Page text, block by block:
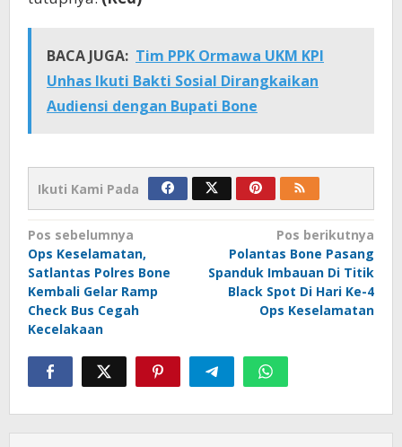
BACA JUGA: Tim PPK Ormawa UKM KPI
Unhas Ikuti Bakti Sosial Dirangkaikan
Audiensi dengan Bupati Bone
Ikuti Kami Pada
Navigasi
pos
Pos sebelumnya
Ops Keselamatan,
Satlantas Polres Bone
Kembali Gelar Ramp
Check Bus Cegah
Kecelakaan
Pos berikutnya
Polantas Bone Pasang
Spanduk Imbauan Di Titik
Black Spot Di Hari Ke-4
Ops Keselamatan